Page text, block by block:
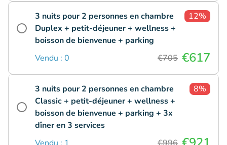
3 nuits pour 2 personnes en chambre
Duplex + petit-déjeuner + wellness +
boisson de bienvenue + parking
12%
Vendu : 0 €705 €617
3 nuits pour 2 personnes en chambre
Classic + petit-déjeuner + wellness +
boisson de bienvenue + parking + 3x
dîner en 3 services
8%